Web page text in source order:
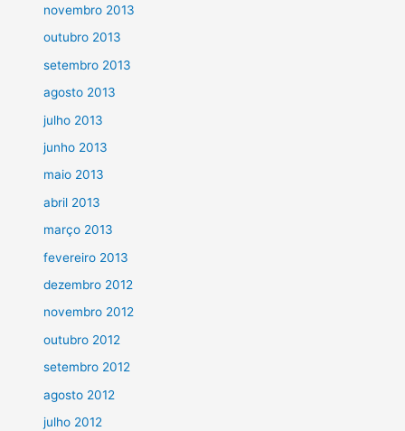
novembro 2013
outubro 2013
setembro 2013
agosto 2013
julho 2013
junho 2013
maio 2013
abril 2013
março 2013
fevereiro 2013
dezembro 2012
novembro 2012
outubro 2012
setembro 2012
agosto 2012
julho 2012